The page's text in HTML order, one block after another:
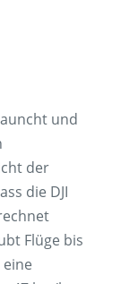
und
der
die DJI
Flüge bis